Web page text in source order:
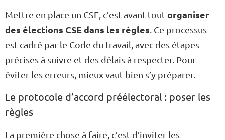
Mettre en place un CSE, c’est avant toutorganiser
des élections CSE dans les règles . Ce processus
est cadré par le Code du travail, avec des étapes
précises à suivre et des délais à respecter. Pour
éviter les erreurs, mieux vaut bien s’y préparer.
Le protocole d’accord préélectoral : poser les
règles
La première chose à faire, c’est d’inviter les